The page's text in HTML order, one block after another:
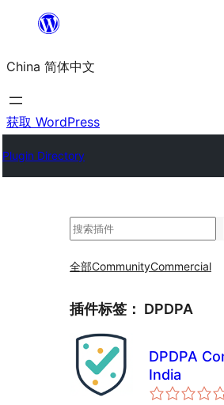
内
容
China 简体中文
获取 WordPress
Plugin Directory
搜
全部CommunityCommercial
插件标签： DPDPA
DPDPA
India